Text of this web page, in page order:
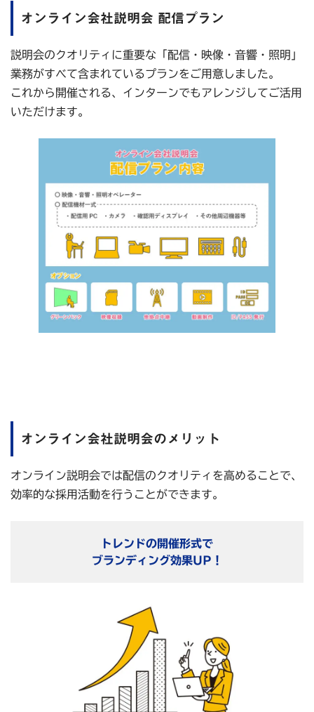
オンライン会社説明会 配信プラン
説明会のクオリティに重要な「配信・映像・音響・照明」
業務がすべて含まれているプランをご用意しました。
これから開催される、インターンでもアレンジしてご活用
いただけます。
オンライン会社説明会のメリット
オンライン説明会では配信のクオリティを高めることで、
効率的な採用活動を行うことができます。
トレンドの開催形式で
ブランディング効果UP！